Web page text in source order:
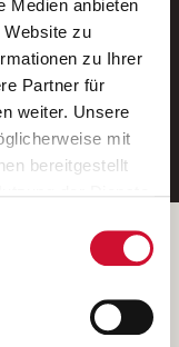
Medien anbieten
Website zu
zu Ihrer
Partner für
weiter. Unsere
mit
bereitgestellt
so stimmen
zu. Sie können
widerrufen,
und diese
AWO